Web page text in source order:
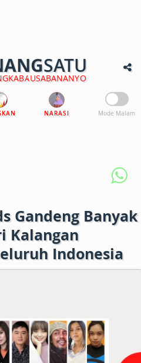
SATU
NARASI Mode Malam
Gandeng Banyak
Kalangan
Indonesia